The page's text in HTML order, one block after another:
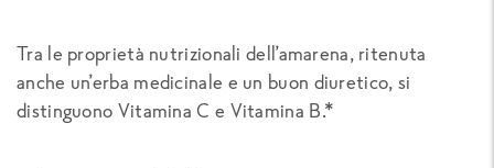
Tra le proprietà nutrizionali dell’amarena, ritenuta
anche un’erba medicinale e un buon diuretico, si
distinguono Vitamina C e Vitamina B.*